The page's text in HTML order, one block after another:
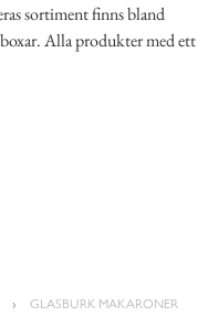
sortiment finns bland
Alla produkter med ett
GLASBURK MAKARONER